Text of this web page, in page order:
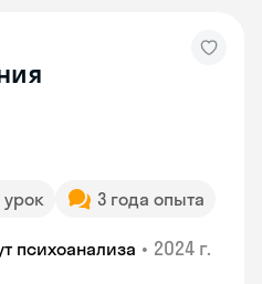
урок 3 года опыта
психоанализа • 2024 г.